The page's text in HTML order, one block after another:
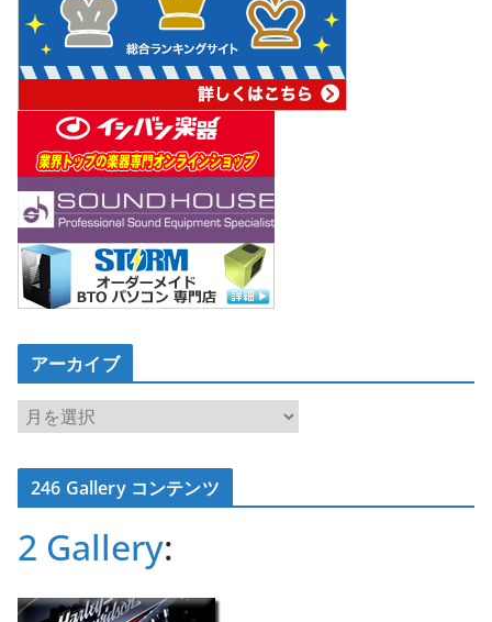
アーカイブ
ア
ー
カ
イ246 Gallery コンテンツ
2 Gallery: